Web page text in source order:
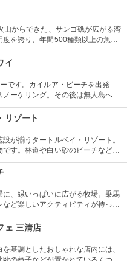
山からできた、サンゴ礁が広がる湾
を誇り、年間500種類以上の魚が
ングスポットとしても人気の場所
が訪れます。
イ
です。カイルア・ビーチを出発
ノーケリング。その後は無人島へゴ
どこまでも続く美しい海を満喫で
ますし、送迎やランチもついてい
リゾート
が揃うタートルベイ・リゾート。
す。林道や白い砂のビーチなど、
びり、ゆっくりと楽しめます。夕
ログラムもあります。
、緑いっぱいに広がる牧場。乗馬
ど楽しいアクティビティが待って
しても知られ、ロケ地巡りのバスも
ェ 三清店
基調としたおしゃれな店内には、